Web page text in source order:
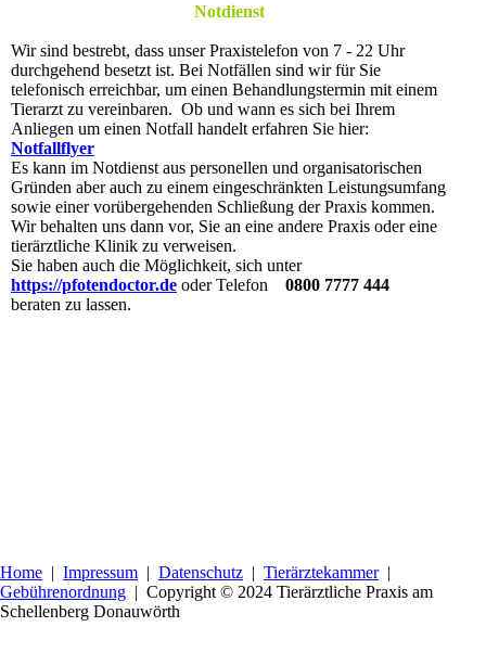
Notdienst
Wir sind bestrebt, dass unser Praxistelefon von 7 - 22 Uhr
durchgehend besetzt ist. Bei Notfällen sind wir für Sie
telefonisch erreichbar, um einen Behandlungstermin mit einem
Tierarzt zu vereinbaren. Ob und wann es sich bei Ihrem
Anliegen um einen Notfall handelt erfahren Sie hier:
Notfallflyer
Es kann im Notdienst aus personellen und organisatorischen
Gründen aber auch zu einem eingeschränkten Leistungsumfang
sowie einer vorübergehenden Schließung der Praxis kommen.
Wir behalten uns dann vor, Sie an eine andere Praxis oder eine
tierärztliche Klinik zu verweisen.
Sie haben auch die Möglichkeit, sich unter
https://pfotendoctor.de oder Telefon 0800 7777 444
beraten zu lassen.
Home | Impressum | Datenschutz | Tierärztekammer|
Gebührenordnung | Copyright © 2024 Tierärztliche Praxis am
Schellenberg Donauwörth